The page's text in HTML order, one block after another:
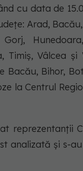
cu data de
Arad,
Gorj,
Timiș, Vâlcea și
Bacău, Bihor,
la Centrul
reprezentanții
analizată și s-